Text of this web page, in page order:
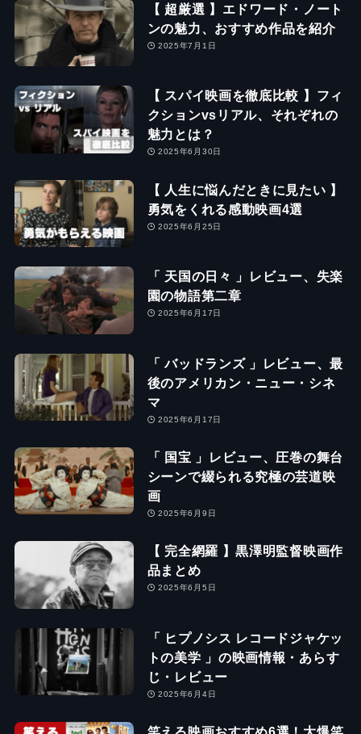
【 超厳選 】エドワード・ノート
ンの魅力、おすすめ作品を紹介
2025年7月1日
【 スパイ映画を徹底比較 】フィ
クションvsリアル、それぞれの
魅力とは？
2025年6月30日
【 人生に悩んだときに見たい 】
勇気をくれる感動映画4選
2025年6月25日
「 天国の日々 」レビュー、失楽
園の物語第二章
2025年6月17日
「 バッドランズ 」レビュー、最
後のアメリカン・ニュー・シネ
マ
2025年6月17日
「 国宝 」レビュー、圧巻の舞台
シーンで綴られる究極の芸道映
画
2025年6月9日
【 完全網羅 】黒澤明監督映画作
品まとめ
2025年6月5日
「 ヒプノシス レコードジャケッ
トの美学 」の映画情報・あらす
じ・レビュー
2025年6月4日